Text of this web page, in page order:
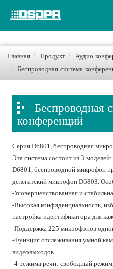
Главная Продукт
Аудио
Беспроводная система
Беспроводная
конференций
Серия D6801, беспроводная
Эта система состоит из 3
D6801, беспроводной микрофон
делегатский микрофон D6803.
-Усовершенствованная и
-Высокая конфиденциальность,
настройка идентификатора для
-Поддержка 225 микрофонов
-Функция отслеживания умной
видеовыходов
-4 режима речи: свободный